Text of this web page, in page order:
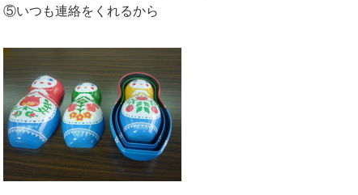
⑤いつも連絡をくれるから